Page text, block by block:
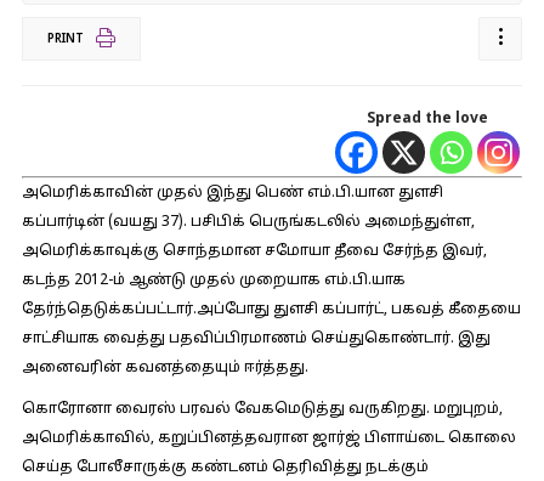
PRINT
Spread the love
அமெரிக்காவின் முதல் இந்து பெண் எம்.பி.யான துளசி
கப்பார்டின் (வயது 37). பசிபிக் பெருங்கடலில் அமைந்துள்ள,
அமெரிக்காவுக்கு சொந்தமான சமோயா தீவை சேர்ந்த இவர்,
கடந்த 2012-ம் ஆண்டு முதல் முறையாக எம்.பி.யாக
தேர்ந்தெடுக்கப்பட்டார்.அப்போது துளசி கப்பார்ட், பகவத் கீதையை
சாட்சியாக வைத்து பதவிப்பிரமாணம் செய்துகொண்டார். இது
அனைவரின் கவனத்தையும் ஈர்த்தது.
கொரோனா வைரஸ் பரவல் வேகமெடுத்து வருகிறது. மறுபுறம்,
அமெரிக்காவில், கறுப்பினத்தவரான ஜார்ஜ் பிளாய்டை கொலை
செய்த போலீசாருக்கு கண்டனம் தெரிவித்து நடக்கும்